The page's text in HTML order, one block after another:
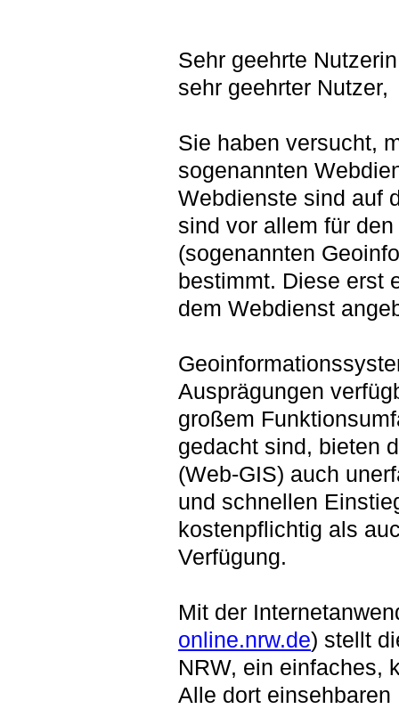
Sehr geehrte
sehr geehrter Nutzer,
Sie haben versucht,
sogenannten
Webdienste sind auf
sind vor allem für
(sogenannten
bestimmt. Diese erst
dem Webdienst
Ausprägungen
großem
gedacht sind, bieten
(Web-GIS) auch
und schnellen
kostenpflichtig als
Verfügung.
Mit der
online.nrw.de) stellt
NRW, ein einfaches,
Alle dort